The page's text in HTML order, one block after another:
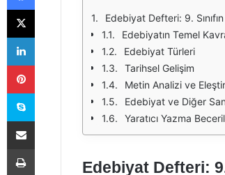
Edebiyat Defteri: 9.
Edebiyatın Temel
Edebiyat Türleri
Tarihsel Gelişim
Metin Analizi ve
Edebiyat ve Diğer
Yaratıcı Yazma
Edebiyat Defteri:
X
LinkedIn
Pinterest
Skype
E-Posta ile paylaş